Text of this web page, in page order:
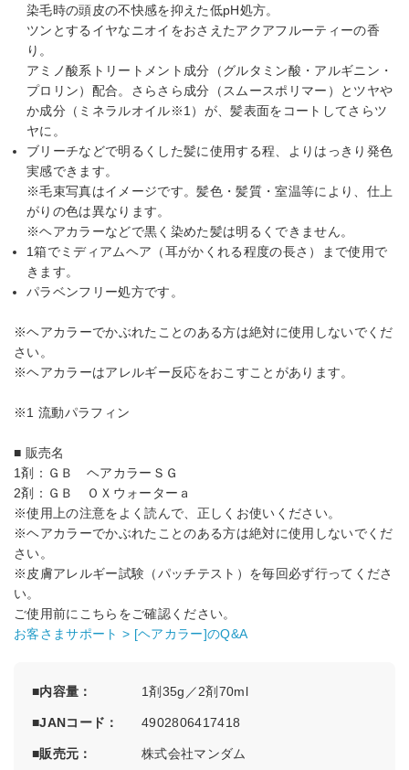
染毛時の頭皮の不快感を抑えた低pH処方。
ツンとするイヤなニオイをおさえたアクアフルーティーの香
り。
アミノ酸系トリートメント成分（グルタミン酸・アルギニン・
プロリン）配合。さらさら成分（スムースポリマー）とツヤや
か成分（ミネラルオイル※1）が、髪表面をコートしてさらツ
ヤに。
ブリーチなどで明るくした髪に使用する程、よりはっきり発色
実感できます。
※毛束写真はイメージです。髪色・髪質・室温等により、仕上
がりの色は異なります。
※ヘアカラーなどで黒く染めた髪は明るくできません。
1箱でミディアムヘア（耳がかくれる程度の長さ）まで使用で
きます。
パラベンフリー処方です。
※ヘアカラーでかぶれたことのある方は絶対に使用しないでくだ
さい。
※ヘアカラーはアレルギー反応をおこすことがあります。
※1 流動パラフィン
■ 販売名
1剤：ＧＢ ヘアカラーＳＧ
2剤：ＧＢ ＯＸウォーターａ
※使用上の注意をよく読んで、正しくお使いください。
※ヘアカラーでかぶれたことのある方は絶対に使用しないでくだ
さい。
※皮膚アレルギー試験（パッチテスト）を毎回必ず行ってくださ
い。
ご使用前にこちらをご確認ください。
お客さまサポート > [ヘアカラー]のQ&A
内容量 1剤35g／2剤70ml
JANコード 4902806417418
販売元 株式会社マンダム